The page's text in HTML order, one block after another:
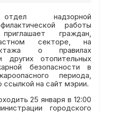
отдел надзорной
работы
граждан,
секторе, на
о правилах
других отопительных
безопасности в
периода,
на сайт мэрии.
25 января в 12:00
городского